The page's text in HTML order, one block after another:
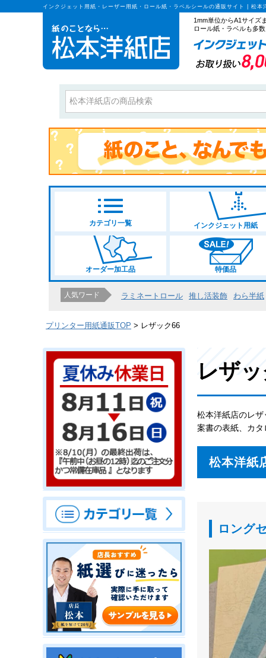
インクジェット用紙・レーザー用紙・ロール紙・ラベルシールの通販サイト | 松本
1mm単位からA1サイズ
ロール紙・ラベルも多
カテゴリ一覧 インクジェット用紙
オーダー加工品 特価品
人気ワード ラミネートロール 推し活装飾 わら半紙
プリンター用紙通販TOP レザック66
レザ
松本洋紙店のレ
案書の表紙、カ
松本洋紙
ロング